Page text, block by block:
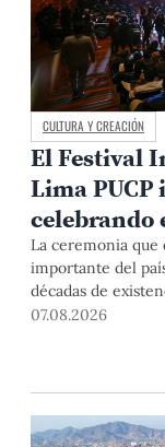
CULTURA Y CREACIÓN
El Festival
Lima
celebrando
La ceremonia
importante del
décadas de
Mariana Rondón y
07.08.2026